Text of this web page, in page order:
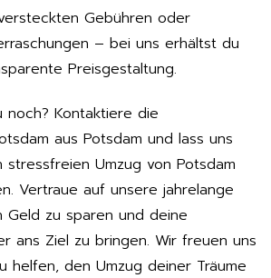
Gebühren oder
– bei uns erhältst du
Preisgestaltung.
Kontaktiere die
aus Potsdam und lass uns
stressfreien Umzug von Potsdam
Vertraue auf unsere jahrelange
Geld zu sparen und deine
ans Ziel zu bringen. Wir freuen uns
helfen, den Umzug deiner Träume